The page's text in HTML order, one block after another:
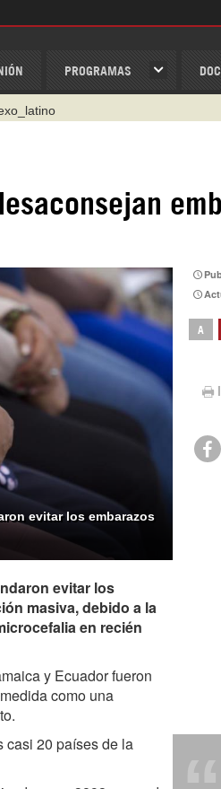
PROGRAMAS
29 404
evitar los embarazos
A
evitar los
masiva, debido a la
en recién
y Ecuador fueron
como una
casi 20 países de la